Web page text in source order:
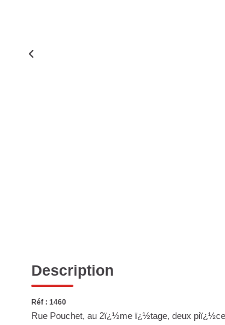
Description
Réf : 1460
Rue Pouchet, au 2ï¿½me ï¿½tage, deux